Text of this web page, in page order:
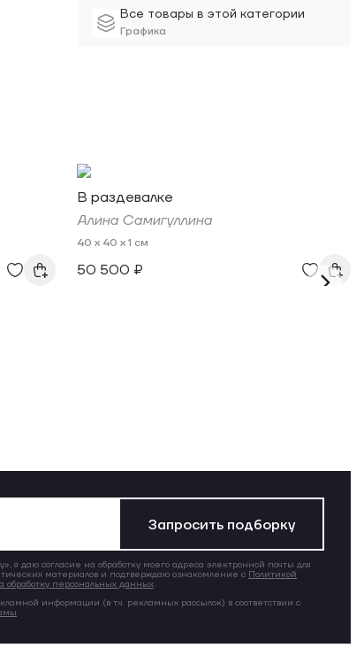
Все товары в этой категории
Графика
В раздевалке
Алина Самигуллина
40 x 40 x 1 см
50 500 ₽
Запросить подборку
я даю согласие на обработку моего адреса электронной почты для
материалов и подтверждаю ознакомление с Политикой
обработку персональных данных.
информации (в т.ч. рекламных рассылок) в соответствии с